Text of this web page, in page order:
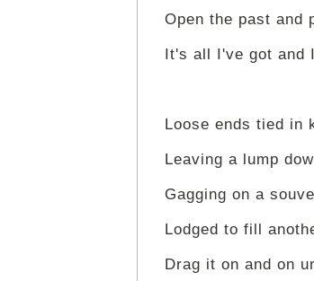
Open the past and
It's all I've got and
Loose ends tied in
Leaving a lump
Gagging on a
Lodged to fill
Drag it on and on